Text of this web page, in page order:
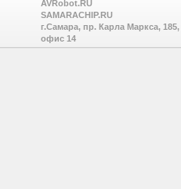
AVRobot.RU
SAMARACHIP.RU
г.Самара, пр. Карла Маркса, 185,
офис 14